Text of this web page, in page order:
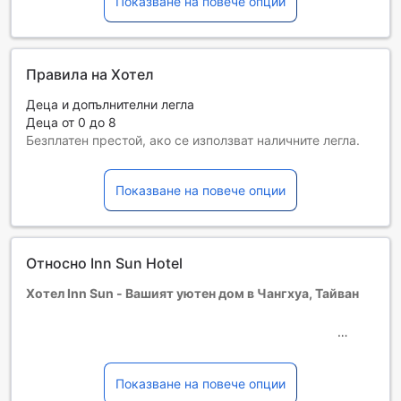
Правила на Хотел
Деца и допълнителни легла
Деца от 0 до 8
Безплатен престой, ако се използват наличните легла.
избрания тип стая. За повече информация вижте
капацитета на отделните стаи.
При резервиране на повече от 5 стаи е възможно да се
прилагат различни условия и допълнителни плащания.
Показване на повече опции
Относно Inn Sun Hotel
Хотел Inn Sun - Вашият уютен дом в Чангхуа, Тайван
разположен в сърцето на Чангхуа, Тайван. Със своето
удобно местоположение и приветлива атмосфера, този
Показване на повече опции